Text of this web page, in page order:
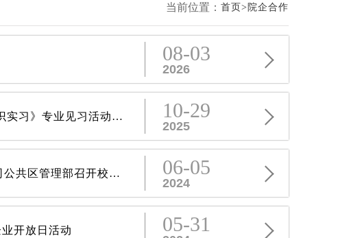
当前位置： 首页 院企合作
08-03
2026
校企双向赋能 共促人才成长|电力学院智能电网信息工程专业《认识实习》专业见习活动圆满完成 10-29
2025
校企合作谋发展，产学双赢谱新篇 —电力学院与宁夏机场有限公司公共区管理部召开校企合作交流会 06-05
2024
开放日活动 05-31